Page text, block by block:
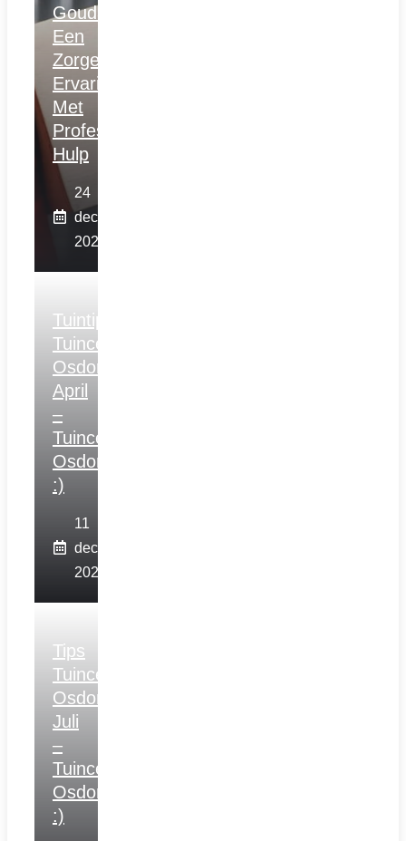
Gouda:
Een
Zorgeloze
Ervaring
Met
Professionele
Hulp
24
december
2025
Tuintips
Tuincentrum
Osdorp
April
–
Tuincentrum
Osdorp
:)
11
december
2025
Tips
Tuincentrum
Osdorp
Juli
–
Tuincentrum
Osdorp
:)